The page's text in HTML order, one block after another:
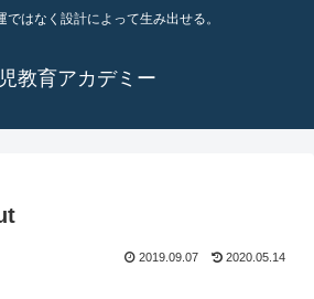
ではなく設計によって生み出せる。
教育アカデミー
2019.09.07 2020.05.14